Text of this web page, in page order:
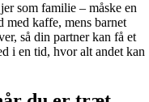
som familie – måske en
med kaffe, mens barnet
så din partner kan få et
i en tid, hvor alt andet kan